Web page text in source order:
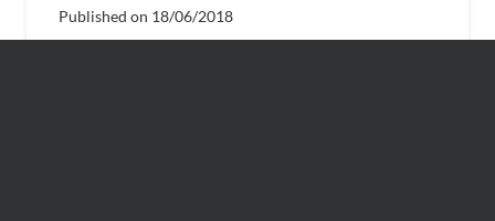
Published on 18/06/2018